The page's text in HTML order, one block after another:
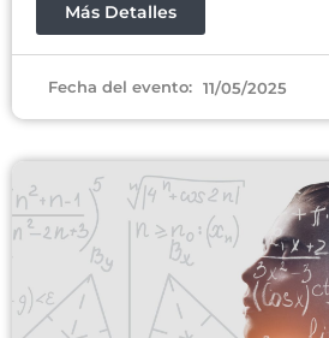
Más Detalles
Fecha del evento: 11/05/2025